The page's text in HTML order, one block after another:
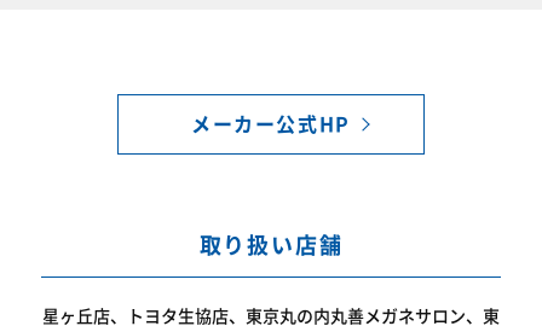
メーカー公式HP
取り扱い店舗
星ヶ丘店、トヨタ生協店、東京丸の内丸善メガネサロン、東